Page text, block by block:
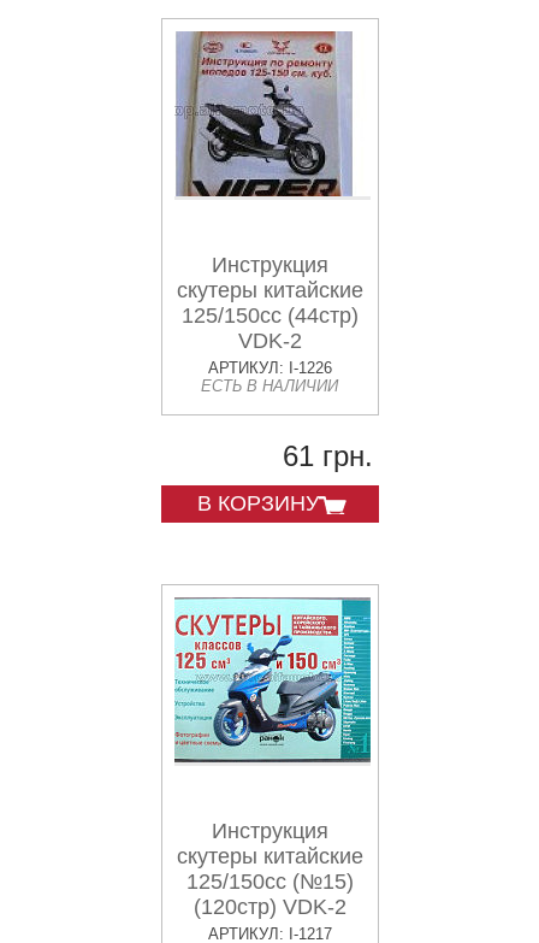
Инструкция
скутеры китайские
125/150cc (44стр)
VDK-2
АРТИКУЛ: I-1226
ЕСТЬ В НАЛИЧИИ
61 грн.
В КОРЗИНУ
Инструкция
скутеры китайские
125/150cc (№15)
(120стр) VDK-2
АРТИКУЛ: I-1217